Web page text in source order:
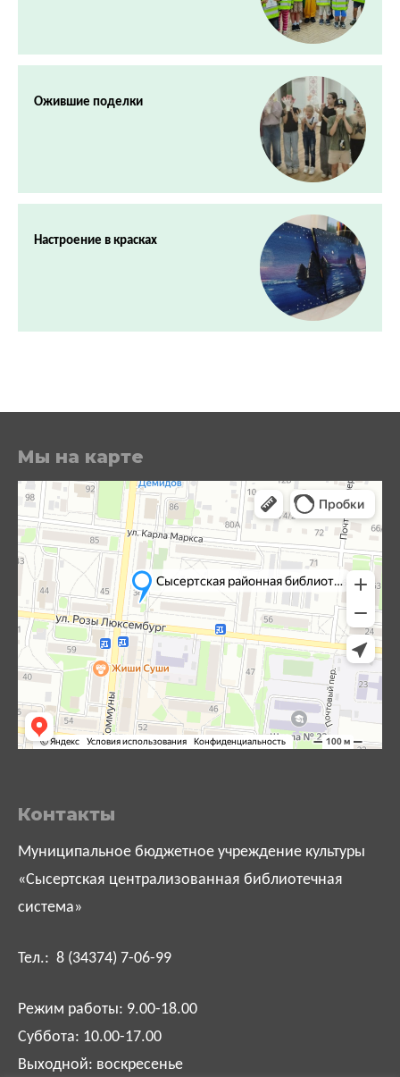
Ожившие поделки
Настроение в красках
Мы на карте
Контакты
Муниципальное бюджетное учреждение культуры
«Сысертская централизованная библиотечная
система»
Тел.: 8 (34374) 7-06-99
Режим работы: 9.00-18.00
Суббота: 10.00-17.00
Выходной: воскресенье